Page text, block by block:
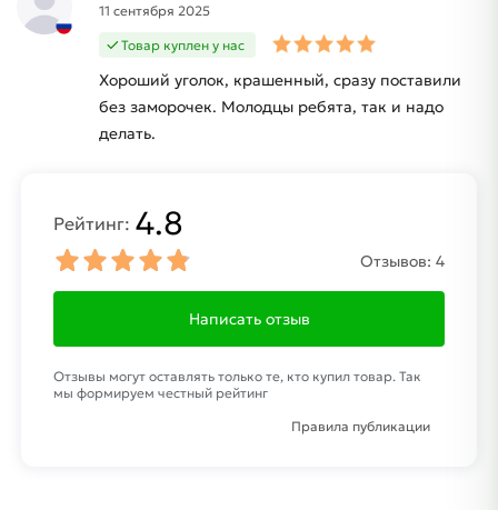
11 сентября 2025
Товар куплен у нас
Хороший уголок, крашенный, сразу поставили
без заморочек. Молодцы ребята, так и надо
делать.
Рейтинг: 4.8
Отзывов: 4
Написать отзыв
Отзывы могут оставлять только те, кто купил товар. Так
мы формируем честный рейтинг
Правила публикации